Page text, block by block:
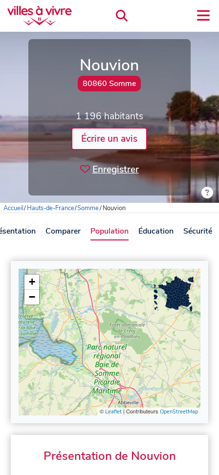
Nouvion
80860 Somme
1 196 habitants
Écrire un avis
Enregistrer
Accueil/Hauts-de-France/Somme/Nouvion
Comparer Population Éducation Sécurité
+
−
© Leaflet| Contributeurs OpenStreetMap
Présentation de Nouvion